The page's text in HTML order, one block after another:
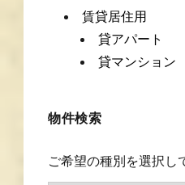
賃貸居住用
貸アパート
貸マンション
物件検索
ご希望の種別を選択し